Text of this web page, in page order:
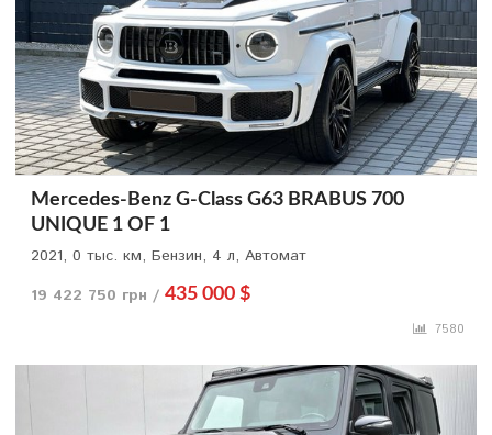
Mercedes-Benz G-Class G63 BRABUS 700
UNIQUE 1 OF 1
2021, 0 тыс. км, Бензин, 4 л, Автомат
19 422 750 грн / 435 000 $
7580